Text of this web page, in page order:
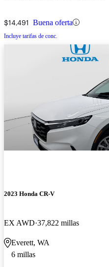
$14,491 Buena oferta
Incluye tarifas de conc.
2023 Honda CR-V
EX AWD 37,822 millas
Everett, WA
6 millas